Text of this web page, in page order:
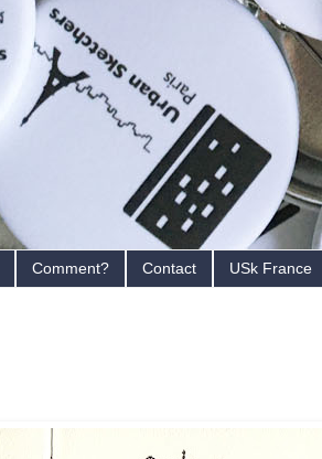
Comment? Contact USk France